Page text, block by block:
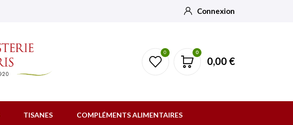
Connexion
0 0
0,00 €
TISANES COMPLÉMENTS ALIMENTAIRES